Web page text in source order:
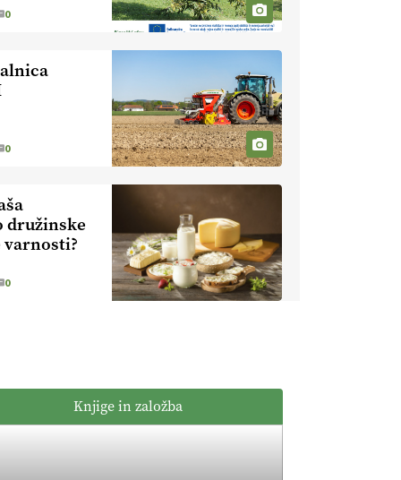
EKOloško =
kmetijstvo brez
škropljenja?
EKOloško =
logično: ekološka
kmetija
ALTENBAHER
EKOloško =
logično:
ekološko
oljarstvo
MORGAN
EKOloško =
logično: ekološka
kmetija FREŠER
EKIPE
LIGA PRVAKOV:
UKRAJINA vs.
0
0
družinske
0
Knjige in založba